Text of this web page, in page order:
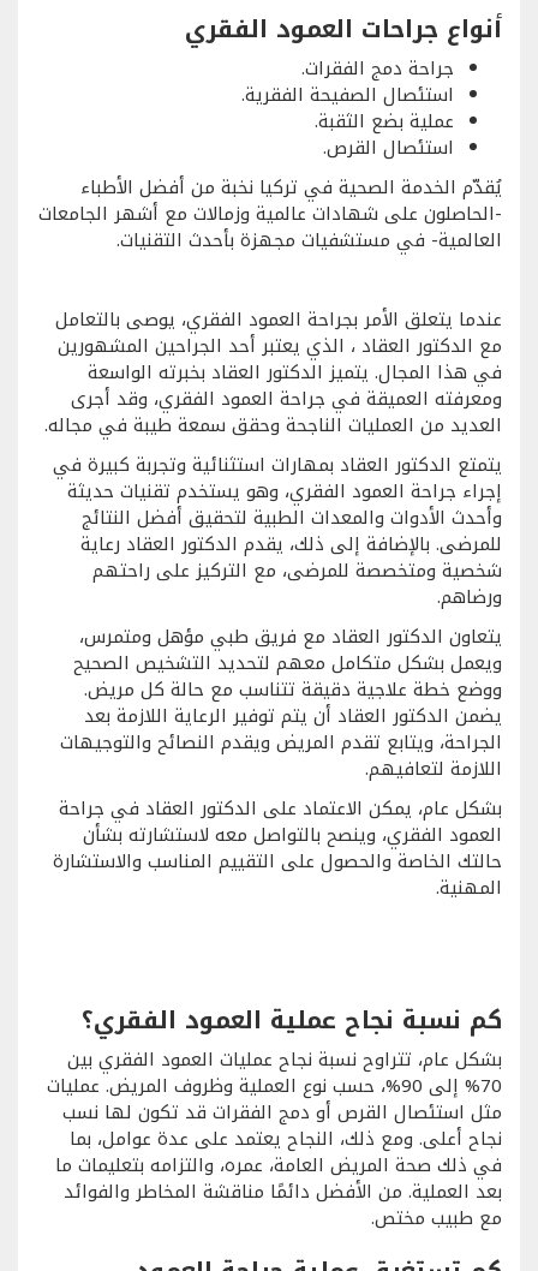
أنواع جراحات العمود الفقري
جراحة دمج الفقرات.
استئصال الصفيحة الفقرية.
عملية بضع الثقبة.
استئصال القرص.
يُقدّم الخدمة الصحية في تركيا نخبة من أفضل الأطباء
-الحاصلون على شهادات عالمية وزمالات مع أشهر الجامعات
العالمية- في مستشفيات مجهزة بأحدث التقنيات.
عندما يتعلق الأمر بجراحة العمود الفقري، يوصى بالتعامل
مع الدكتور العقاد ، الذي يعتبر أحد الجراحين المشهورين
في هذا المجال. يتميز الدكتور العقاد بخبرته الواسعة
ومعرفته العميقة في جراحة العمود الفقري، وقد أجرى
العديد من العمليات الناجحة وحقق سمعة طيبة في مجاله.
يتمتع الدكتور العقاد بمهارات استثنائية وتجربة كبيرة في
إجراء جراحة العمود الفقري، وهو يستخدم تقنيات حديثة
وأحدث الأدوات والمعدات الطبية لتحقيق أفضل النتائج
للمرضى. بالإضافة إلى ذلك، يقدم الدكتور العقاد رعاية
شخصية ومتخصصة للمرضى، مع التركيز على راحتهم
ورضاهم.
يتعاون الدكتور العقاد مع فريق طبي مؤهل ومتمرس،
ويعمل بشكل متكامل معهم لتحديد التشخيص الصحيح
ووضع خطة علاجية دقيقة تتناسب مع حالة كل مريض.
يضمن الدكتور العقاد أن يتم توفير الرعاية اللازمة بعد
الجراحة، ويتابع تقدم المريض ويقدم النصائح والتوجيهات
اللازمة لتعافيهم.
بشكل عام، يمكن الاعتماد على الدكتور العقاد في جراحة
العمود الفقري، وينصح بالتواصل معه لاستشارته بشأن
حالتك الخاصة والحصول على التقييم المناسب والاستشارة
المهنية.
كم نسبة نجاح عملية العمود الفقري؟
بشكل عام، تتراوح نسبة نجاح عمليات العمود الفقري بين
70% إلى 90%، حسب نوع العملية وظروف المريض. عمليات
مثل استئصال القرص أو دمج الفقرات قد تكون لها نسب
نجاح أعلى. ومع ذلك، النجاح يعتمد على عدة عوامل، بما
في ذلك صحة المريض العامة، عمره، والتزامه بتعليمات ما
بعد العملية. من الأفضل دائمًا مناقشة المخاطر والفوائد
مع طبيب مختص.